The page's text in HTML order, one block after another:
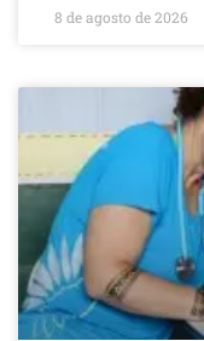
8 de agosto de 2026